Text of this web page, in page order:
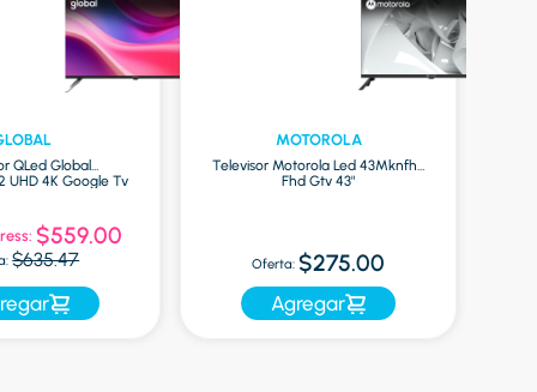
QLed Global
UHD 4K Google Tv
$559.00
$635.47
MOTOROLA
Televisor Motorola Led 43Mknfhd
Fhd Gtv 43"
Oferta: $275.00
Agregar